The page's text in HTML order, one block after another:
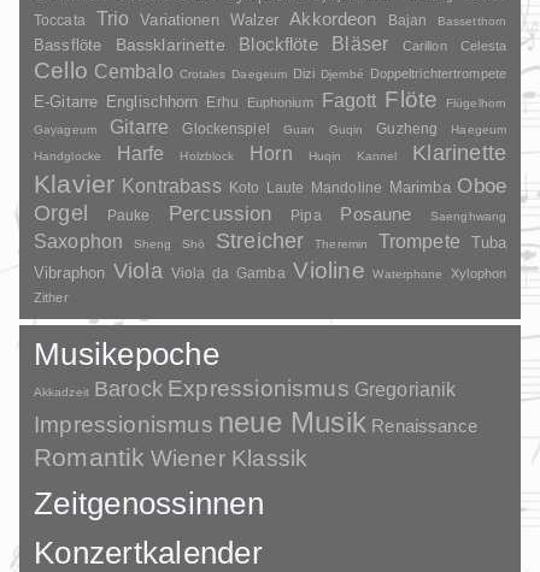
Toccata Trio Variationen Walzer Akkordeon Bajan Bassetthorn
Bassflöte Bassklarinette Blockflöte Bläser Carillon Celesta
Cello Cembalo Crotales Daegeum Dizi Djembé Doppeltrichtertrompete
E-Gitarre Englischhorn Erhu Euphonium Fagott Flöte
Flügelhorn
Gayageum
Gitarre Glockenspiel Guan Guqin Guzheng
Haegeum
Handglocke
Harfe Holzblock Horn Huqin Kannel Klarinette
Klavier Kontrabass Koto Laute Mandoline Marimba Oboe
Orgel Pauke Percussion Pipa Posaune Saenghwang
Saxophon Sheng Shō Streicher Theremin Trompete
Tuba
Vibraphon Viola Viola da Gamba Violine Waterphone
Xylophon
Zither
Musikepoche
Akkadzeit Barock Expressionismus Gregorianik
Impressionismus neue Musik Renaissance
Romantik Wiener Klassik
Zeitgenossinnen
Konzertkalender